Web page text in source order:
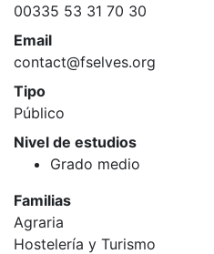
00335 53 31 70 30
Email
contact@fselves.org
Tipo
Público
Nivel de estudios
Grado medio
Familias
Agraria
Hostelería y Turismo